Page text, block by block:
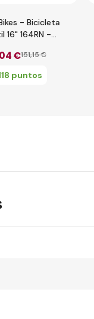
- Bicicleta
16" 164RN -
€151,15 €
puntos